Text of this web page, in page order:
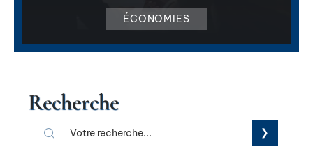
ÉCONOMIES
Recherche